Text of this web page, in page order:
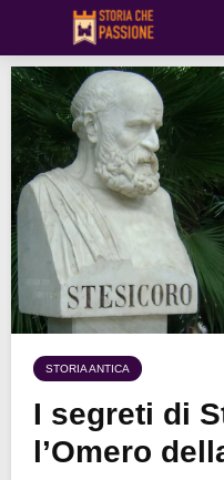
STORIA ANTICA
I segreti di
l’Omero